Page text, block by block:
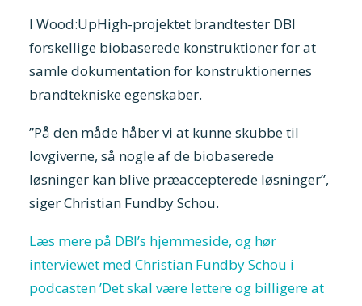
I Wood:UpHigh-projektet brandtester DBI
forskellige biobaserede konstruktioner for at
samle dokumentation for konstruktionernes
brandtekniske egenskaber.
”På den måde håber vi at kunne skubbe til
lovgiverne, så nogle af de biobaserede
løsninger kan blive præaccepterede løsninger”,
siger Christian Fundby Schou.
Læs mere på DBI’s hjemmeside, og hør
interviewet med Christian Fundby Schou i
podcasten ’Det skal være lettere og billigere at